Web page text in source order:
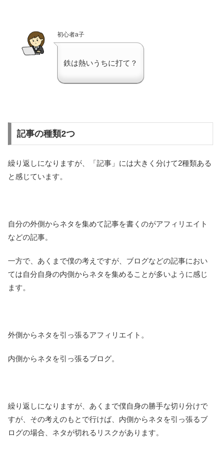
初心者a子
鉄は熱いうちに打て？
記事の種類2つ
繰り返しになりますが、「記事」には大きく分けて2種類ある
と感じています。
自分の外側からネタを集めて記事を書くのがアフィリエイト
などの記事。
一方で、あくまで僕の考えですが、ブログなどの記事におい
ては自分自身の内側からネタを集めることが多いように感じ
ます。
外側からネタを引っ張るアフィリエイト。
内側からネタを引っ張るブログ。
繰り返しになりますが、あくまで僕自身の勝手な切り分けで
すが、その考えのもとで行けば、内側からネタを引っ張るブ
ログの場合、ネタが切れるリスクがあります。